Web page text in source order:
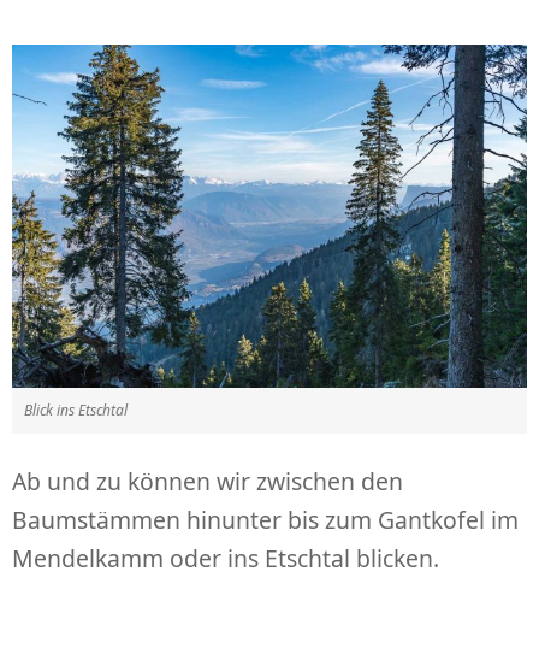
Blick ins Etschtal
Ab und zu können wir zwischen den
Baumstämmen hinunter bis zum Gantkofel im
Mendelkamm oder ins Etschtal blicken.